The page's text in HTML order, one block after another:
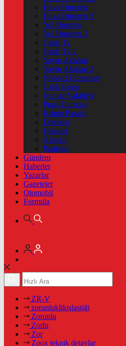
Hava Durumu
Hava Durumu 2
Yol Durumu
Yol Durumu 2
Canlı Tv
Canlı Tv 2
Yayın Akışları
Yayın Akışları 2
Nöbetçi Eczaneler
Canlı Borsa
Namaz Vakitleri
Puan Durumu
Kripto Paralar
Dövizler
Hisseler
Altınlar
Pariteler
Gündem
Haberler
Yazarlar
Gazeteler
Otomobil
Formula
ZR-V
zorunluklikışlastiği
Zorunlu
Zorlu
Zor
Zoox teknik detaylar